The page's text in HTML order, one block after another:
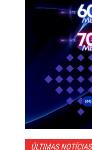
ÚLTIMAS NOTÍCIAS